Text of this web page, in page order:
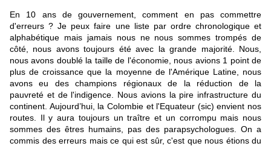
En 10 ans de gouvernement, comment en pas commettre
d'erreurs ? Je peux faire une liste par ordre chronologique et
alphabétique mais jamais nous ne nous sommes trompés de
côté, nous avons toujours été avec la grande majorité. Nous,
nous avons doublé la taille de l'économie, nous avions 1 point de
plus de croissance que la moyenne de l'Amérique Latine, nous
avons eu des champions régionaux de la réduction de la
pauvreté et de l'indigence. Nous avions la pire infrastructure du
continent. Aujourd’hui, la Colombie et l'Equateur (sic) envient nos
routes. Il y aura toujours un traître et un corrompu mais nous
sommes des êtres humains, pas des parapsychologues. On a
commis des erreurs mais ce qui est sûr, c'est que nous étions du